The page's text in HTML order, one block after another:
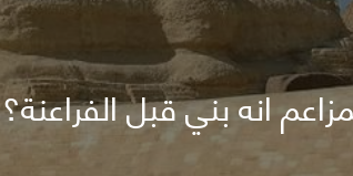
انه بني قبل الفراعنة؟